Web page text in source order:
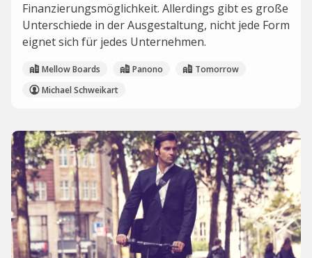
Finanzierungsmöglichkeit. Allerdings gibt es große
Unterschiede in der Ausgestaltung, nicht jede Form
eignet sich für jedes Unternehmen.
Mellow Boards Panono
Tomorrow
Michael Schweikart